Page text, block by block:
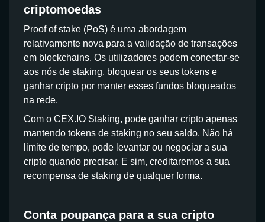
criptomoedas
Proof of stake (PoS) é uma abordagem
relativamente nova para a validação de transações
em blockchains. Os utilizadores podem conectar-se
aos nós de staking, bloquear os seus tokens e
ganhar cripto por manter esses fundos bloqueados
na rede.
Com o CEX.IO Staking, pode ganhar cripto apenas
mantendo tokens de staking no seu saldo. Não há
limite de tempo, pode levantar ou negociar a sua
cripto quando precisar. E sim, creditaremos a sua
recompensa de staking de qualquer forma.
Conta poupança para a sua cripto